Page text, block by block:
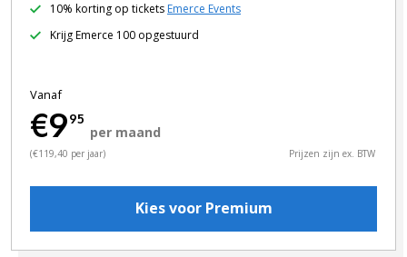
10% korting op tickets Emerce Events
Krijg Emerce 100 opgestuurd
Vanaf
€995
per maand
(€119,40 per jaar) Prijzen zijn ex. BTW
Kies voor Premium